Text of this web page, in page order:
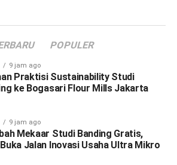
POPULER
9 jam ago
Praktisi Sustainability Studi
ke Bogasari Flour Mills Jakarta
9 jam ago
Mekaar Studi Banding Gratis,
Jalan Inovasi Usaha Ultra Mikro